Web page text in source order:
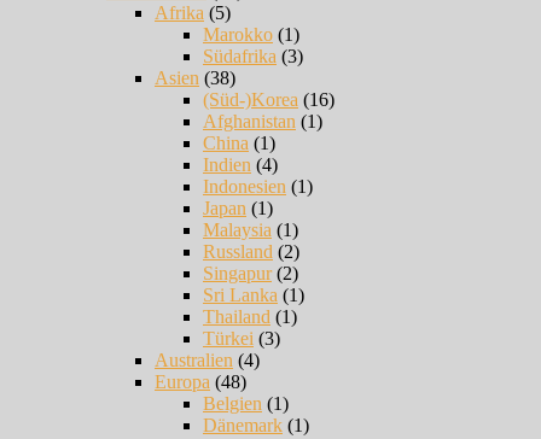
Afrika (5)
Marokko (1)
Südafrika (3)
Asien (38)
(Süd-)Korea (16)
Afghanistan (1)
China (1)
Indien (4)
Indonesien (1)
Japan (1)
Malaysia (1)
Russland (2)
Singapur(2)
Sri Lanka (1)
Thailand (1)
Türkei (3)
Australien (4)
Europa (48)
Belgien (1)
Dänemark (1)